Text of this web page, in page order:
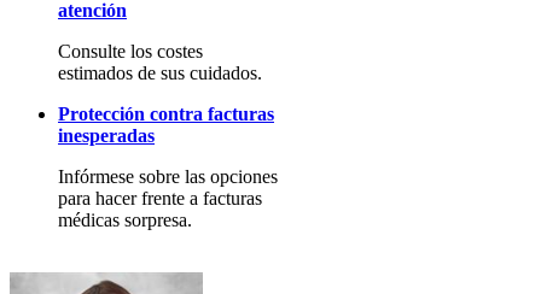
atención
Consulte los costes
estimados de sus cuidados.
Protección contra facturas
inesperadas
Infórmese sobre las opciones
para hacer frente a facturas
médicas sorpresa.